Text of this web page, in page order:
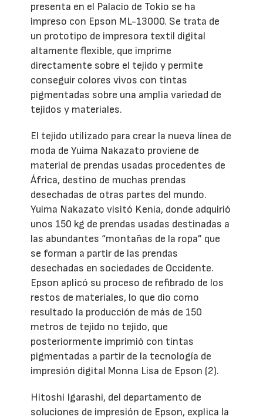
presenta en el Palacio de Tokio se ha
impreso con Epson ML-13000. Se trata de
un prototipo de impresora textil digital
altamente flexible, que imprime
directamente sobre el tejido y permite
conseguir colores vivos con tintas
pigmentadas sobre una amplia variedad de
tejidos y materiales.
El tejido utilizado para crear la nueva línea de
moda de Yuima Nakazato proviene de
material de prendas usadas procedentes de
África, destino de muchas prendas
desechadas de otras partes del mundo.
Yuima Nakazato visitó Kenia, donde adquirió
unos 150 kg de prendas usadas destinadas a
las abundantes “montañas de la ropa” que
se forman a partir de las prendas
desechadas en sociedades de Occidente.
Epson aplicó su proceso de refibrado de los
restos de materiales, lo que dio como
resultado la producción de más de 150
metros de tejido no tejido, que
posteriormente imprimió con tintas
pigmentadas a partir de la tecnología de
impresión digital Monna Lisa de Epson (2).
Hitoshi Igarashi, del departamento de
soluciones de impresión de Epson, explica la